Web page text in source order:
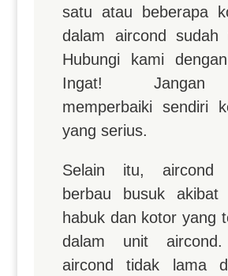
satu atau beberapa
dalam aircond sudah
Hubungi kami
Ingat!
memperbaiki sendiri
yang serius.
Selain itu, aircond
berbau busuk akibat
habuk dan kotor yang
dalam unit aircond.
aircond tidak lama